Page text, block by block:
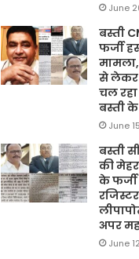
June
बस्ती
फर्जी
से लेकर
चल
बस्ती
June
बस्ती
की
के फर्जी
अपर
June